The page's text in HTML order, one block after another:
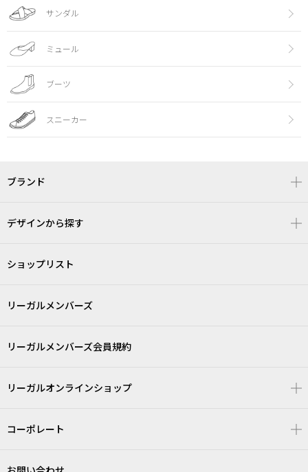
サンダル
ミュール
ブーツ
スニーカー
ブランド
デザインから探す
ショップリスト
リーガルメンバーズ
リーガルメンバーズ会員規約
リーガルオンラインショップ
コーポレート